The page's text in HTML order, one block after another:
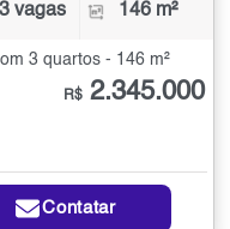
3 vagas 146 m²
3 quartos - 146 m²
R$ 2.345.000
Contatar